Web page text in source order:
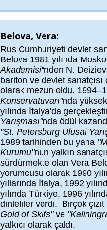
Belova, Vera:
Rus Cumhuriyeti devlet
Belova 1981 yılında
Akademisi"nden N.
bariton ve devlet
olarak mezun oldu.
Konservatuvarı"nda
yılında İtalya'da
Yarışması"nda ödül
"St. Petersburg Ulusal
1989 tarihinden bu yana
Kurumu"nun yalkın
sürdürmekte olan Vera
yorumcusu olarak 1990
yıllarında İtalya, 1992
yılında Türkiye, 1996
dinletiler verdi. Birçok çizit
Gold of Skifs"ve
yalkıcı olarak çaldı.